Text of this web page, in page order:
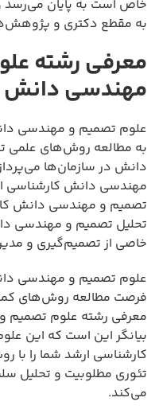
خاص است به پایان می‌رسد
به مقطع دکتری و
معرفی رشته
مهندسی دانش
علوم تصمیم و مهندسی
به مطالعه روش‌های علمی
دانش در سازمان‌ها
مهندسی دانش کارشناسی
تصمیم و مهندسی دانش
تحلیل تصمیم و مهندسی
خاصی از تصمیم‌گیری و
علوم تصمیم و مهندسی
فرصت مطالعه روش‌های
معرفی رشته علوم تصمیم
بیانگر این است که این
کارشناسی ارشد شما را با
تئوری مطلوبیت و تحلیل
می‌کند.